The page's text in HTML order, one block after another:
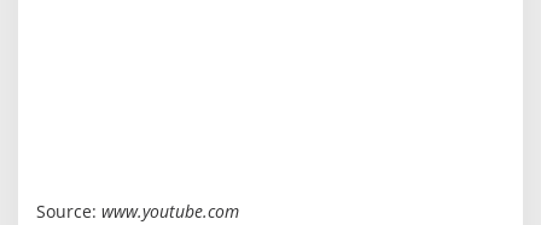
Source: www.youtube.com